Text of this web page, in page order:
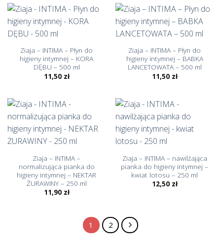
Ziaja – INTIMA – Płyn do
higieny intymnej – KORA
DĘBU – 500 ml
11,50 zł
Ziaja – INTIMA – Płyn do
higieny intymnej – BABKA
LANCETOWATA – 500 ml
11,50 zł
Ziaja – INTIMA –
normalizująca pianka do
higieny intymnej – NEKTAR
ŻURAWINY – 250 ml
11,90 zł
Ziaja – INTIMA – nawilżająca
pianka do higieny intymnej –
kwiat lotosu – 250 ml
12,50 zł
1 2